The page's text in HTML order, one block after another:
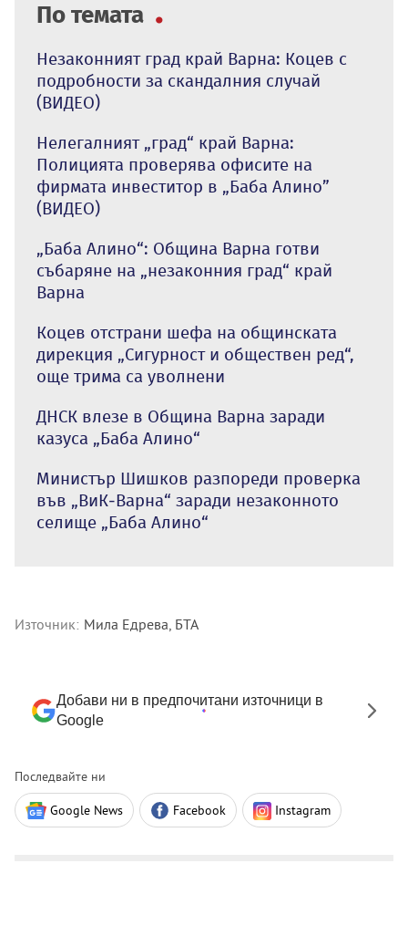
По темата
Незаконният град край Варна: Коцев с
подробности за скандалния случай
(ВИДЕО)
Нелегалният „град“ край Варна:
Полицията проверява офисите на
фирмата инвеститор в „Баба Алино”
(ВИДЕО)
„Баба Алино“: Община Варна готви
събаряне на „незаконния град“ край
Варна
Коцев отстрани шефа на общинската
дирекция „Сигурност и обществен ред“,
още трима са уволнени
ДНСК влезе в Община Варна заради
казуса „Баба Алино“
Министър Шишков разпореди проверка
във „ВиК-Варна“ заради незаконното
селище „Баба Алино“
Източник: Мила Едрева, БТА
Добави ни в предпочитани източници в
Google
Последвайте ни
Google News Facebook Instagram